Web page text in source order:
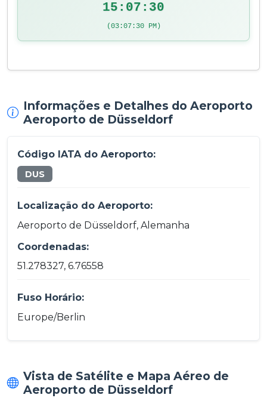
15:07:30
(03:07:30 PM)
Informações e Detalhes do Aeroporto
Aeroporto de Düsseldorf
Código IATA do Aeroporto:
DUS
Localização do Aeroporto:
Aeroporto de Düsseldorf, Alemanha
Coordenadas:
51.278327, 6.76558
Fuso Horário:
Europe/Berlin
Vista de Satélite e Mapa Aéreo de
Aeroporto de Düsseldorf